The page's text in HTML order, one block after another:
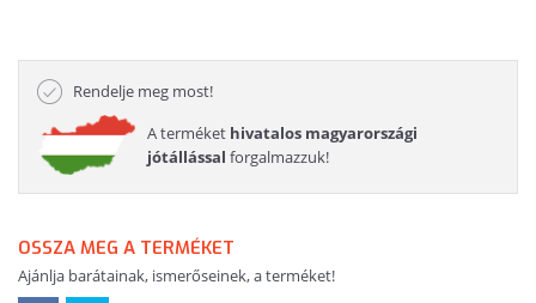
Rendelje meg most!
A terméket hivatalos magyarországi
jótállással forgalmazzuk!
OSSZA MEG A TERMÉKET
Ajánlja barátainak, ismerőseinek, a terméket!